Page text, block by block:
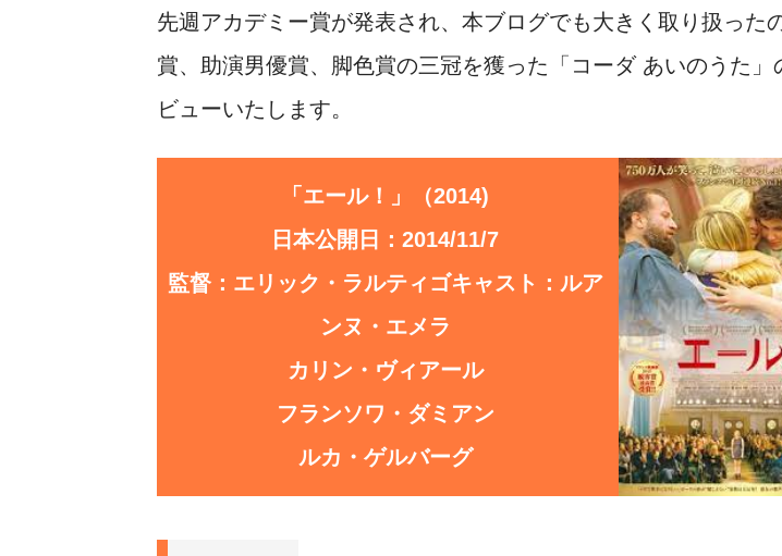
先週アカデミー賞が発表され、本ブログでも大きく取り扱っ
賞、助演男優賞、脚色賞の三冠を獲った「コーダ あいのうた
ビューいたします。
「エール！」（2014)
日本公開日：2014/11/7
監督：エリック・ラルティゴキャスト：ルア
ンヌ・エメラ
カリン・ヴィアール
フランソワ・ダミアン
ルカ・ゲルバーグ